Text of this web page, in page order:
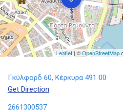
Leaflet| ©OpenStreetMap
Γκύλφορδ 60, Κέρκυρα 491 00
Get Direction
2661300537